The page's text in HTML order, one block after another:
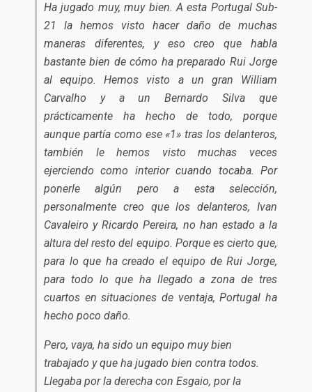
Ha jugado muy, muy bien. A esta Portugal Sub-
21 la hemos visto hacer daño de muchas
maneras diferentes, y eso creo que habla
bastante bien de cómo ha preparado Rui Jorge
al equipo. Hemos visto a un gran William
Carvalho y a un Bernardo Silva que
prácticamente ha hecho de todo, porque
aunque partía como ese «1» tras los delanteros,
también le hemos visto muchas veces
ejerciendo como interior cuando tocaba. Por
ponerle algún pero a esta selección,
personalmente creo que los delanteros, Ivan
Cavaleiro y Ricardo Pereira, no han estado a la
altura del resto del equipo. Porque es cierto que,
para lo que ha creado el equipo de Rui Jorge,
para todo lo que ha llegado a zona de tres
cuartos en situaciones de ventaja, Portugal ha
hecho poco daño.
Pero, vaya, ha sido un equipo muy bien
trabajado y que ha jugado bien contra todos.
Llegaba por la derecha con Esgaio, por la